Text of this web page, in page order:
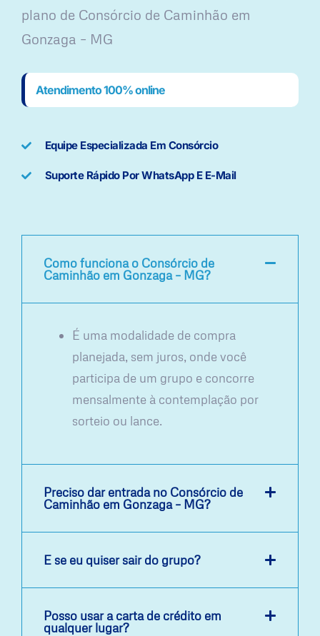
plano ​de Consórcio de Caminhão em
Gonzaga – MG
Atendimento 100% online
Equipe Especializada Em Consórcio
Suporte Rápido Por WhatsApp E E-Mail
Como funciona o Consórcio de
Caminhão em Gonzaga – MG?
É uma modalidade de compra
planejada, sem juros, onde você
participa de um grupo e concorre
mensalmente à contemplação por
sorteio ou lance.
Preciso dar entrada no Consórcio de
Caminhão em Gonzaga – MG?
E se eu quiser sair do grupo?
Posso usar a carta de crédito em
qualquer lugar?